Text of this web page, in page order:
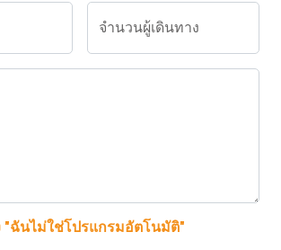
จำนวนผู้เดินทาง
ฉันไม่ใช่โปรแกรมอัตโนมัติ"